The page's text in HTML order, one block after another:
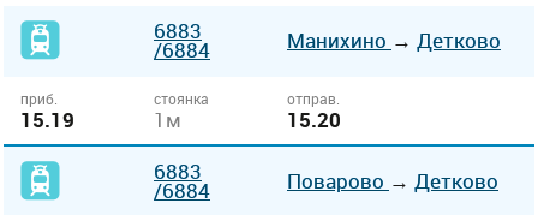
6883
/6884 Манихино → Детково
приб.
15.19
стоянка
1м
отправ.
15.20
6883
/6884 Поварово → Детково